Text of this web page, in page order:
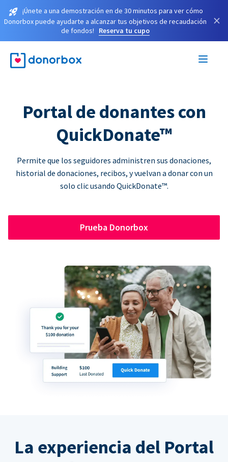
¡Únete a una demostración en de 30 minutos para ver cómo
Donorbox puede ayudarte a alcanzar tus objetivos de recaudación
de fondos!
Reserva tu cupo
×
Portal de donantes con
QuickDonate™
Permite que los seguidores administren sus donaciones,
historial de donaciones, recibos, y vuelvan a donar con un
solo clic usando QuickDonate™.
Prueba Donorbox
La experiencia del Portal